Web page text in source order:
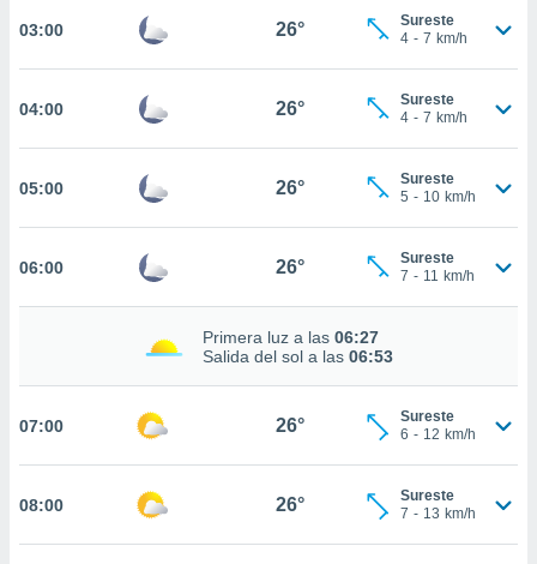
la
ya sean
en
perfil
ACEPTAR
03:00 26°
Sureste
4 - 7 km/h
04:00 26°
Sureste
4 - 7 km/h
05:00 26°
Sureste
5 - 10 km/h
06:00 26°
Sureste
7 - 11 km/h
Primera luz a las 06:27
Salida del sol a las 06:53
07:00 26°
Sureste
6 - 12 km/h
08:00 26°
Sureste
7 - 13 km/h